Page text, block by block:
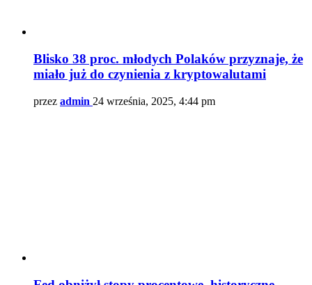
Blisko 38 proc. młodych Polaków przyznaje, że
miało już do czynienia z kryptowalutami
przez admin 24 września, 2025, 4:44 pm